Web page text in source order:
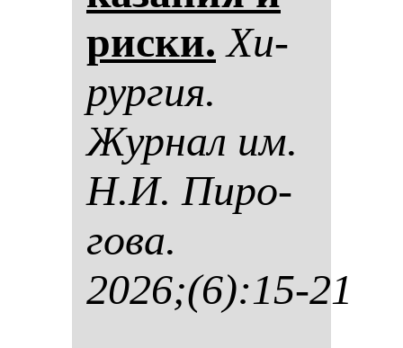
рис­ки. Хи­
рур­гия.
Жур­нал им.
Н.И. Пи­ро­
го­ва.
2026;(6):15-21